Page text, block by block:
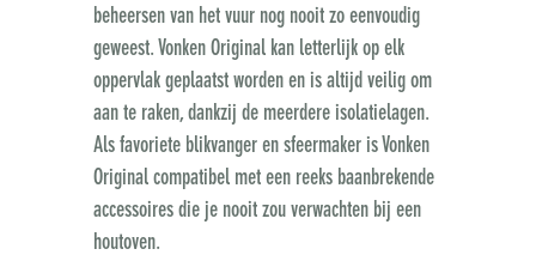
beheersen van het vuur nog nooit zo eenvoudig
geweest. Vonken Original kan letterlijk op elk
oppervlak geplaatst worden en is altijd veilig om
aan te raken, dankzij de meerdere isolatielagen.
Als favoriete blikvanger en sfeermaker is Vonken
Original compatibel met een reeks baanbrekende
accessoires die je nooit zou verwachten bij een
houtoven.